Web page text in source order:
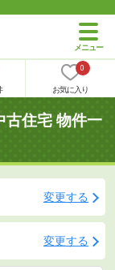
0
お気に入り
古住宅 物件一
変更する
変更する